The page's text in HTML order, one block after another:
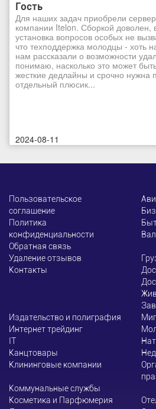
Гость
Для наших задач приобрели
компании Itelon. Сборкой доволен,
установка вопросов особых не
что техподдержка молодцы - хоть
нам рассказали о возможности
понимаю, насколько это может
жесткие дедлайны и срочно нужна
отдельный плюсик...
2024-08-11
Пользовательское
соглашение
Политика
конфиденциальности
Обратная связь
Удаление отзывов
Контакты
Издательство и полиграфия
Интернет трейдинг
ІТ
Канцтовары
Клининговые компании
Коммунальные службы
Косметика и Парфюмерия